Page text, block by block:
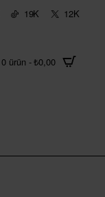
19K 12K
0 ürün - ₺0,00